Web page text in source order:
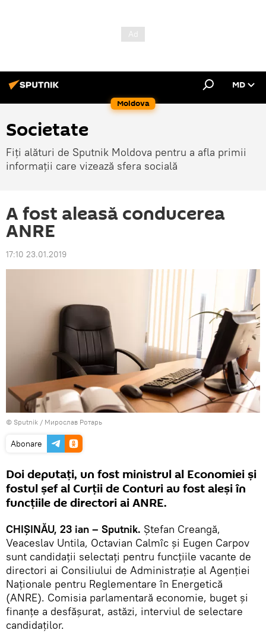
Moldova
MD
Societate
Fiți alături de Sputnik Moldova pentru a afla primii
informații care vizează sfera socială
A fost aleasă conducerea
ANRE
17:10 23.01.2019
© Sputnik / Мирослав Ротарь
Abonare
Doi deputați, un fost ministrul al Economiei și
fostul șef al Curții de Conturi au fost aleși în
funcțiile de directori ai ANRE.
CHIȘINĂU, 23 ian – Sputnik. Ștefan Creangă,
Veaceslav Untila, Octavian Calmîc și Eugen Carpov
sunt candidații selectați pentru funcțiile vacante de
directori ai Consiliului de Administrație al Agenției
Naționale pentru Reglementare în Energetică
(ANRE). Comisia parlamentară economie, buget și
finanțe a desfășurat, astăzi, interviul de selectare
candidaților.